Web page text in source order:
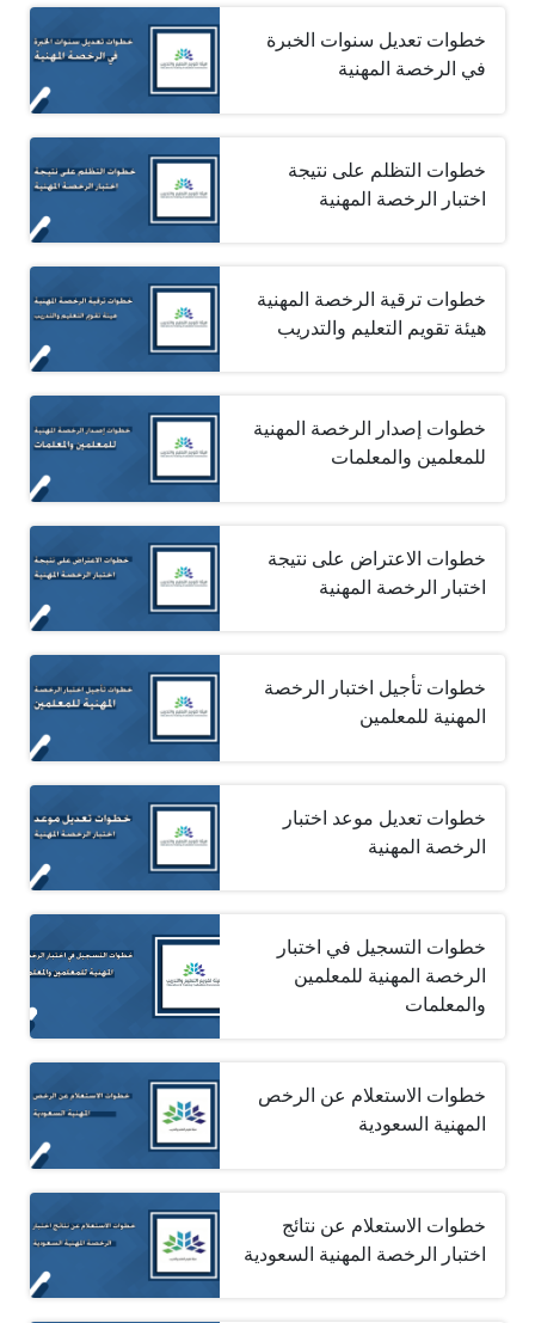
خطوات تعديل سنوات الخبرة
في الرخصة المهنية
خطوات التظلم على نتيجة
اختبار الرخصة المهنية
خطوات ترقية الرخصة المهنية
هيئة تقويم التعليم والتدريب
خطوات إصدار الرخصة المهنية
للمعلمين والمعلمات
خطوات الاعتراض على نتيجة
اختبار الرخصة المهنية
خطوات تأجيل اختبار الرخصة
المهنية للمعلمين
خطوات تعديل موعد اختبار
الرخصة المهنية
خطوات التسجيل في اختبار
الرخصة المهنية للمعلمين
والمعلمات
خطوات الاستعلام عن الرخص
المهنية السعودية
خطوات الاستعلام عن نتائج
اختبار الرخصة المهنية السعودية